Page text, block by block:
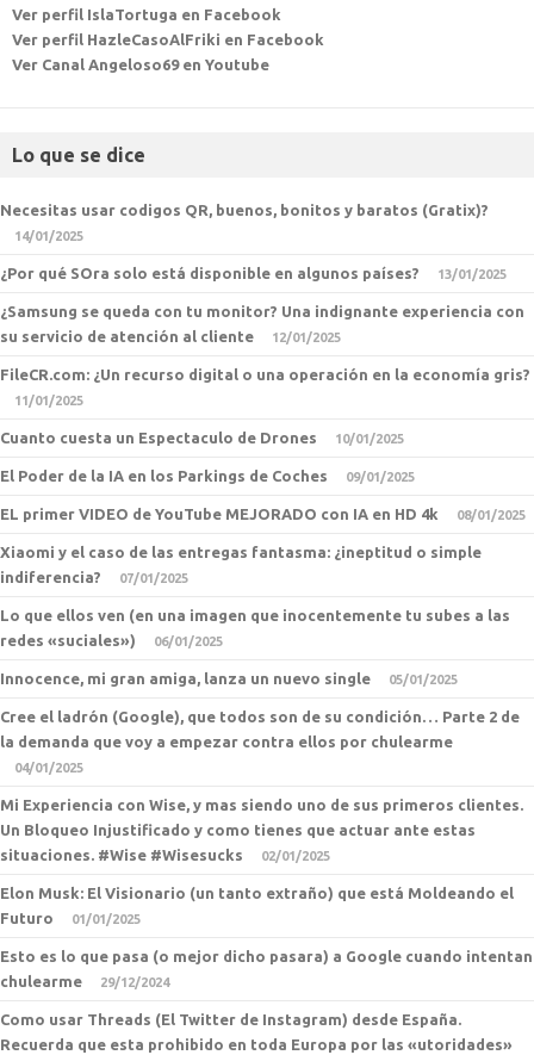
Ver perfil IslaTortuga en Facebook
Ver perfil HazleCasoAlFriki en Facebook
Ver Canal Angeloso69 en Youtube
Lo que se dice
Necesitas usar codigos QR, buenos, bonitos y baratos (Gratix)?
14/01/2025
¿Por qué SOra solo está disponible en algunos países? 13/01/2025
¿Samsung se queda con tu monitor? Una indignante experiencia con
su servicio de atención al cliente
12/01/2025
FileCR.com: ¿Un recurso digital o una operación en la economía gris?
11/01/2025
Cuanto cuesta un Espectaculo de Drones 10/01/2025
El Poder de la IA en los Parkings de Coches 09/01/2025
EL primer VIDEO de YouTube MEJORADO con IA en HD 4k 08/01/2025
Xiaomi y el caso de las entregas fantasma: ¿ineptitud o simple
indiferencia?
07/01/2025
Lo que ellos ven (en una imagen que inocentemente tu subes a las
redes «suciales»)
06/01/2025
Innocence, mi gran amiga, lanza un nuevo single 05/01/2025
Cree el ladrón (Google), que todos son de su condición… Parte 2 de
la demanda que voy a empezar contra ellos por chulearme
04/01/2025
Mi Experiencia con Wise, y mas siendo uno de sus primeros clientes.
Un Bloqueo Injustificado y como tienes que actuar ante estas
situaciones. #Wise #Wisesucks
02/01/2025
Elon Musk: El Visionario (un tanto extraño) que está Moldeando el
Futuro
01/01/2025
Esto es lo que pasa (o mejor dicho pasara) a Google cuando intentan
chulearme
29/12/2024
Como usar Threads (El Twitter de Instagram) desde España.
Recuerda que esta prohibido en toda Europa por las «utoridades»